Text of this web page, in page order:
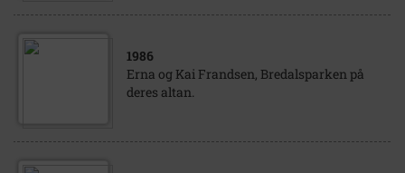
1986
Erna og Kai Frandsen, Bredalsparken på
deres altan.